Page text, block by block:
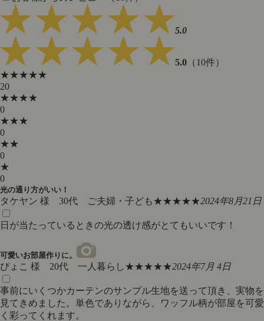
5.0
5.0 （10件）
★★★★★
20
★★★★
0
★★★
0
★★
0
★
0
光の通り方がいい！
タケヤン 様 30代 ご夫婦・子ども★★★★★2024年8月21日
日が当たっているときの光の透け感がとてもいいです！
可愛いお部屋作りに。
ぴょこ 様 20代 一人暮らし★★★★★2024年7月 4日
事前にいくつかカーテンのサンプル生地を送って頂き、実物を
見てきめました。単色でありながら、ワッフル柄が部屋を可愛
く彩ってくれます。